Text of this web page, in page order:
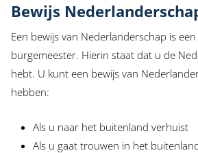
Bewijs
Een bewijs van Nederlanderschap is
burgemeester. Hierin staat dat u de
hebt. U kunt een bewijs van
hebben:
Als u naar het buitenland verhuist
Als u gaat trouwen in het